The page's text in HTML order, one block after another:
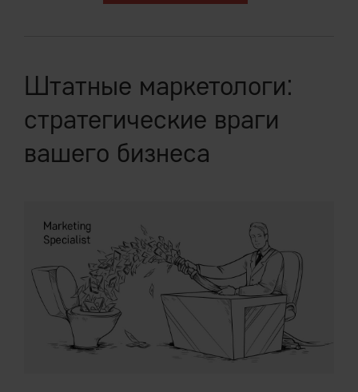
Штатные маркетологи:
стратегические враги
вашего бизнеса